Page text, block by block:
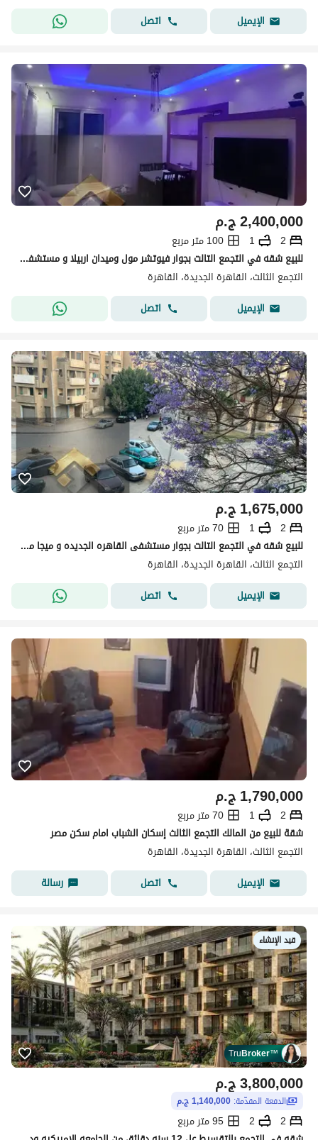
الإيميل
اتصل
ج.م2,400,000
2
1
100 متر مربع
للبيع شقه في التجمع التالت بجوار فيوتشر مول وميدان اربيلا و مستشفى القاهره الجديده و ميجا مول و الجامعه الالمانيه 10 دقائق من الجامعه الامريكيه و جامعه المستقبل وشارع التسعين
التجمع الثالث، القاهرة الجديدة، القاهرة
الإيميل
اتصل
ج.م1,675,000
2
1
70 متر مربع
للبيع شقه في التجمع التالت بجوار مستشفى القاهره الجديده و ميجا مول و الجامعه الالمانيه 10 دقائق من الجامعه الامريكيهو جامعه المستقبل وشارع التسعين
التجمع الثالث، القاهرة الجديدة، القاهرة
الإيميل
اتصل
ج.م1,790,000
2
1
70 متر مربع
شقة للبيع من المالك التجمع الثالث إسكان الشباب امام سكن مصر
التجمع الثالث، القاهرة الجديدة، القاهرة
الإيميل
اتصل رسالة
قيد الإنشاء
TruBroker™
ج.م3,800,000
الدفعة المقدّمة: 1,140,000 ج.م
2
2
95 متر مربع